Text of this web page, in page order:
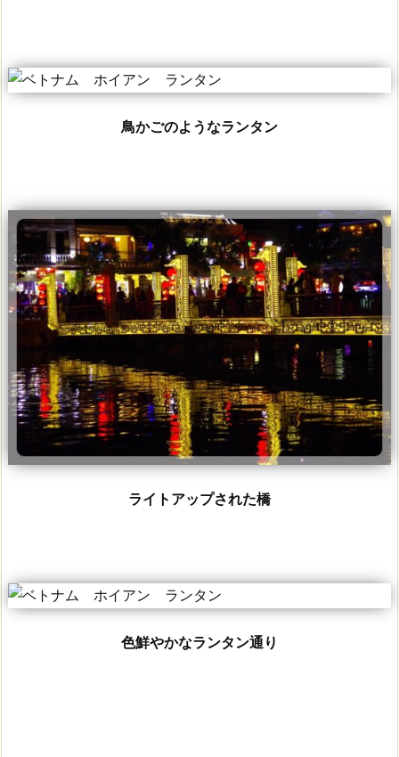
鳥かごのようなランタン
ライトアップされた橋
色鮮やかなランタン通り